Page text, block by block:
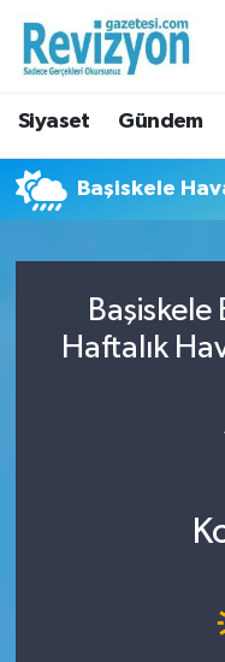
Siyaset Gündem
Başiskele
Başiskele
Haftalık
Süper Lig Puan